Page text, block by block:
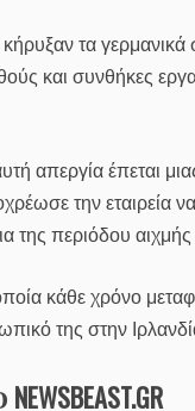
τα γερμανικά
και συνθήκες
απεργία έπεται
την εταιρεία
της περιόδου
κάθε χρόνο
της στην Ιρλανδία
NEWSBEAST.GR